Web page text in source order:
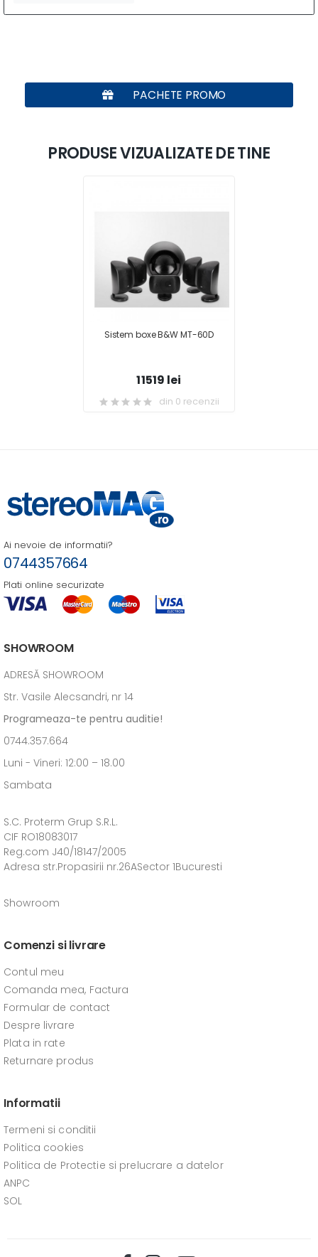
PACHETE PROMO
PRODUSE VIZUALIZATE DE TINE
Sistem boxe B&W MT-60D
11519 lei
din 0 recenzii
Ai nevoie de informatii?
0744357664
Plati online securizate
SHOWROOM
ADRESĂ SHOWROOM
Str. Vasile Alecsandri, nr 14
Programeaza-te pentru auditie!
0744.357.664
Luni - Vineri: 12:00 – 18.00
Sambata
S.C. Proterm Grup S.R.L.
CIF RO18083017
Reg.com J40/18147/2005
Adresa str.Propasirii nr.26ASector 1Bucuresti
Showroom
Comenzi si livrare
Contul meu
Comanda mea, Factura
Formular de contact
Despre livrare
Plata in rate
Returnare produs
Informatii
Termeni si conditii
Politica cookies
Politica de Protectie si prelucrare a datelor
ANPC
SOL